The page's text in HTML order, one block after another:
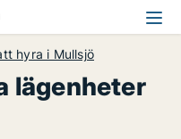
hyra i Mullsjö
lägenheter